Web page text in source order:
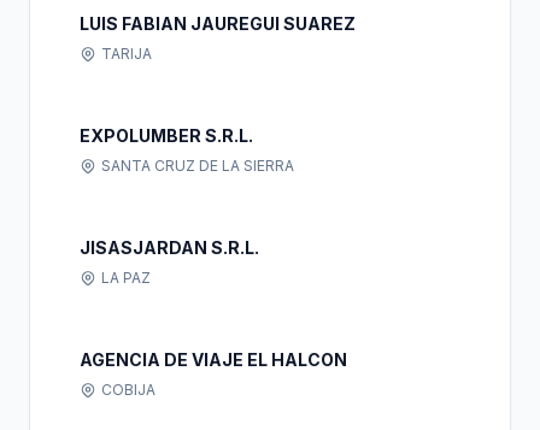
LUIS FABIAN JAUREGUI SUAREZ
TARIJA
EXPOLUMBER S.R.L.
SANTA CRUZ DE LA SIERRA
JISASJARDAN S.R.L.
LA PAZ
AGENCIA DE VIAJE EL HALCON
COBIJA